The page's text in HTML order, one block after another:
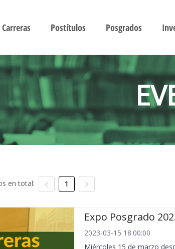
Carreras Postítulos Posgrados
en total: 1
Expo Posgrado
2023-03-15 18:00:00
Miércoles 15 de marzo